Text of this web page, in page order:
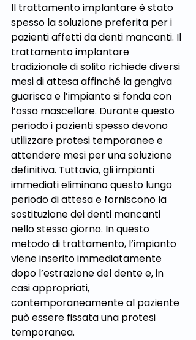
Il trattamento implantare è stato
spesso la soluzione preferita per i
pazienti affetti da denti mancanti. Il
trattamento implantare
tradizionale di solito richiede diversi
mesi di attesa affinché la gengiva
guarisca e l’impianto si fonda con
l’osso mascellare. Durante questo
periodo i pazienti spesso devono
utilizzare protesi temporanee e
attendere mesi per una soluzione
definitiva. Tuttavia, gli impianti
immediati eliminano questo lungo
periodo di attesa e forniscono la
sostituzione dei denti mancanti
nello stesso giorno. In questo
metodo di trattamento, l’impianto
viene inserito immediatamente
dopo l’estrazione del dente e, in
casi appropriati,
contemporaneamente al paziente
può essere fissata una protesi
temporanea.